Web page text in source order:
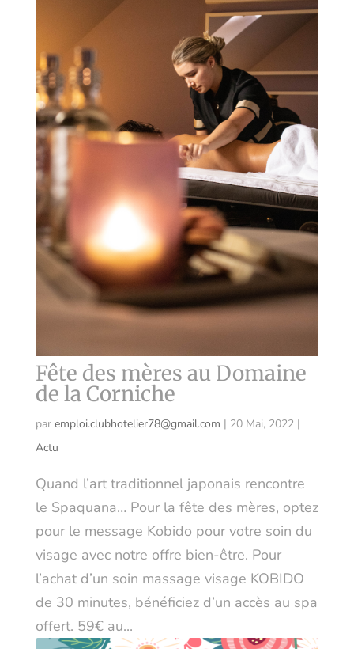
Fête des mères au Domaine
de la Corniche
par emploi.clubhotelier78@gmail.com | 20 Mai, 2022|
Actu
Quand l’art traditionnel japonais rencontre
le Spaquana… Pour la fête des mères, optez
pour le message Kobido pour votre soin du
visage avec notre offre bien-être. Pour
l’achat d’un soin massage visage KOBIDO
de 30 minutes, bénéficiez d’un accès au spa
offert. 59€ au...